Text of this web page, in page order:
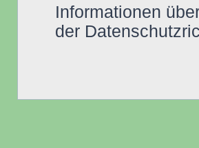
Informationen
der